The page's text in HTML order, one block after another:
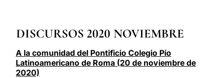
DISCURSOS 2020 NOVIEMBRE
A la comunidad del Pontificio Colegio Pío
Latinoamericano de Roma (20 de noviembre de
2020)